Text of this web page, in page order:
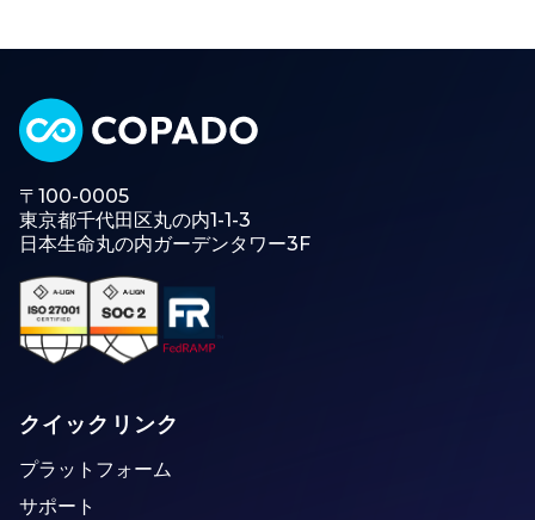
〒100-0005
東京都千代田区丸の内1-1-3
日本生命丸の内ガーデンタワー3F
クイックリンク
プラットフォーム
サポート